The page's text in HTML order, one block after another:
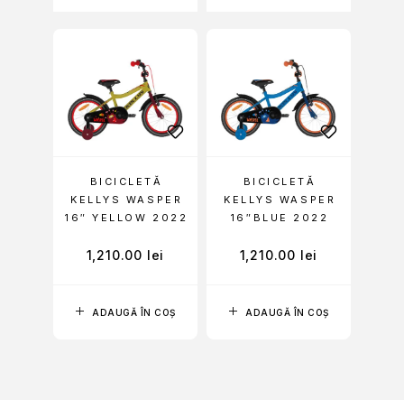
ADAUGĂ ÎN COȘ
BICICLETĂ
KELLYS WASPER
16″ YELLOW 2022
1,210.00 lei
ADAUGĂ ÎN COȘ
BICICLETĂ
KELLYS WASPER
16″BLUE 2022
1,210.00 lei